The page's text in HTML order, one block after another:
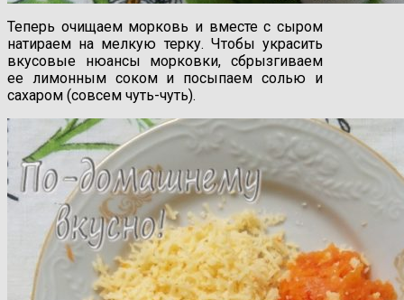
Теперь очищаем морковь и вместе с сыром
натираем на мелкую терку. Чтобы украсить
вкусовые нюансы морковки, сбрызгиваем
ее лимонным соком и посыпаем солью и
сахаром (совсем чуть-чуть).